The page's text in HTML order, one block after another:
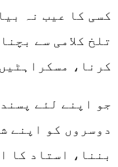
کسی کا عیب نہ
تلخ کلامی سے
کرنا،
جو اپنے لئے
دوسروں کو اپنے
بننا، استاد کا